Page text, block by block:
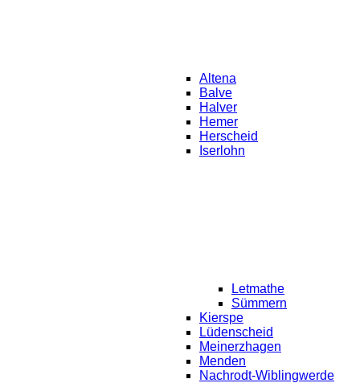
Altena
Balve
Halver
Hemer
Herscheid
Iserlohn
Letmathe
Sümmern
Kierspe
Lüdenscheid
Meinerzhagen
Menden
Nachrodt-Wiblingwerde